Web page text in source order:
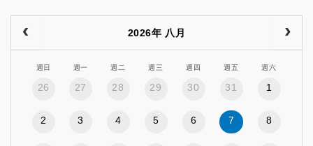
2026年 八月
週日 週一 週二 週三 週四 週五 週六
26 27 28 29 30 31 1
2 3 4 5 6 7 8